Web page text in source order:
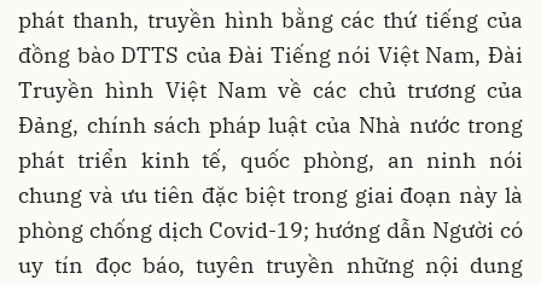
phát thanh, truyền hình bằng các thứ tiếng của
đồng bào DTTS của Đài Tiếng nói Việt Nam, Đài
Truyền hình Việt Nam về các chủ trương của
Đảng, chính sách pháp luật của Nhà nước trong
phát triển kinh tế, quốc phòng, an ninh nói
chung và ưu tiên đặc biệt trong giai đoạn này là
phòng chống dịch Covid-19; hướng dẫn Người có
uy tín đọc báo, tuyên truyền những nội dung